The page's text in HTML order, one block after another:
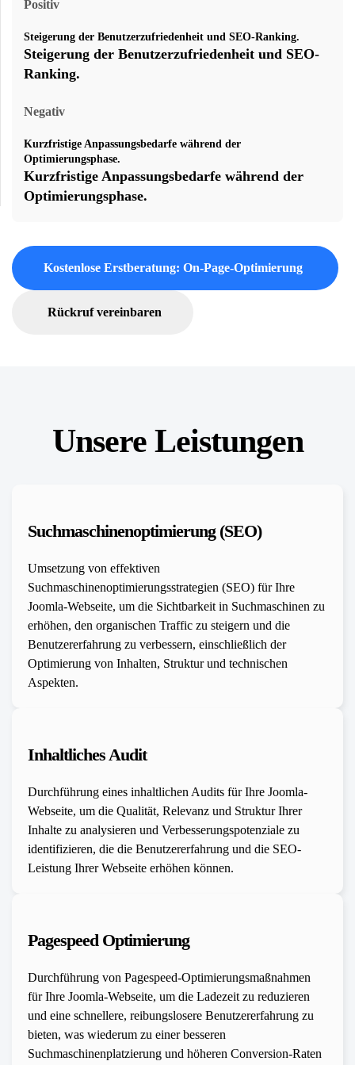
Positiv
Steigerung der Benutzerzufriedenheit und SEO-Ranking.
Steigerung der Benutzerzufriedenheit und SEO-
Ranking.
Negativ
Kurzfristige Anpassungsbedarfe während der
Optimierungsphase.
Kurzfristige Anpassungsbedarfe während der
Optimierungsphase.
Kostenlose Erstberatung: On-Page-Optimierung
Rückruf vereinbaren
Unsere Leistungen
Suchmaschinenoptimierung (SEO)
Umsetzung von effektiven
Suchmaschinenoptimierungsstrategien (SEO) für Ihre
Joomla-Webseite, um die Sichtbarkeit in Suchmaschinen zu
erhöhen, den organischen Traffic zu steigern und die
Benutzererfahrung zu verbessern, einschließlich der
Optimierung von Inhalten, Struktur und technischen
Aspekten.
Inhaltliches Audit
Durchführung eines inhaltlichen Audits für Ihre Joomla-
Webseite, um die Qualität, Relevanz und Struktur Ihrer
Inhalte zu analysieren und Verbesserungspotenziale zu
identifizieren, die die Benutzererfahrung und die SEO-
Leistung Ihrer Webseite erhöhen können.
Pagespeed Optimierung
Durchführung von Pagespeed-Optimierungsmaßnahmen
für Ihre Joomla-Webseite, um die Ladezeit zu reduzieren
und eine schnellere, reibungslosere Benutzererfahrung zu
bieten, was wiederum zu einer besseren
Suchmaschinenplatzierung und höheren Conversion-Raten